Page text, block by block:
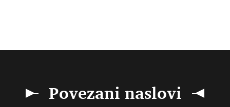
Povezani naslovi